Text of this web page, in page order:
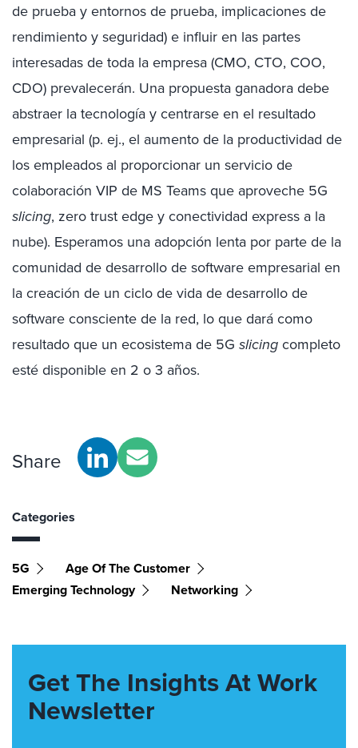
de prueba y entornos de prueba, implicaciones de
rendimiento y seguridad) e influir en las partes
interesadas de toda la empresa (CMO, CTO, COO,
CDO) prevalecerán. Una propuesta ganadora debe
abstraer la tecnología y centrarse en el resultado
empresarial (p. ej., el aumento de la productividad de
los empleados al proporcionar un servicio de
colaboración VIP de MS Teams que aproveche 5G
slicing, zero trust edge y conectividad express a la
nube). Esperamos una adopción lenta por parte de la
comunidad de desarrollo de software empresarial en
la creación de un ciclo de vida de desarrollo de
software consciente de la red, lo que dará como
resultado que un ecosistema de 5G slicingcompleto
esté disponible en 2 o 3 años.
Share
Categories
5G
Age Of The Customer
Emerging Technology
Networking
Get The Insights At Work
Newsletter